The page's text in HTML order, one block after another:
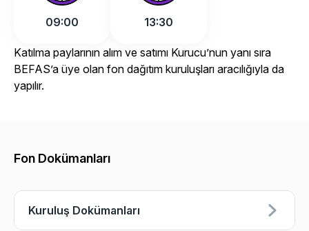
09:00 13:30
Katılma paylarının alım ve satımı Kurucu’nun yanı sıra
BEFAS’a üye olan fon dağıtım kuruluşları aracılığıyla da
yapılır.
Fon Dokümanları
Kuruluş Dokümanları